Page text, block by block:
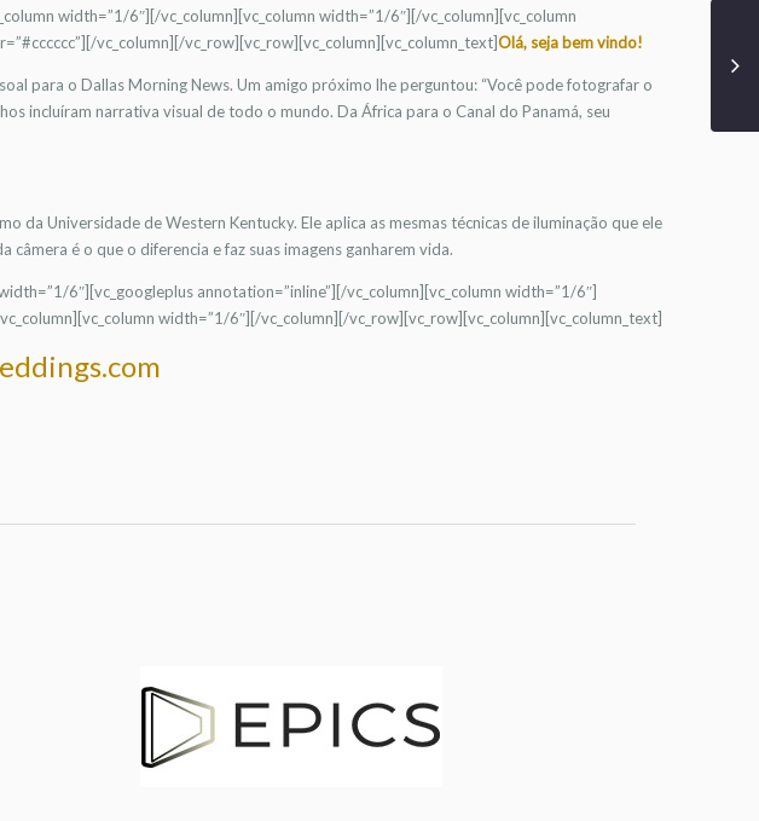
width=”1/6″][/vc_column][vc_column width=”1/6″][/vc_column][vc_column
vc_column][/vc_row][vc_row][vc_column][vc_column_text]Olá, seja bem vindo!
para o Dallas Morning News. Um amigo próximo lhe perguntou: “Você pode fotografar o
incluíram narrativa visual de todo o mundo. Da África para o Canal do Panamá, seu
da Universidade de Western Kentucky. Ele aplica as mesmas técnicas de iluminação que ele
é o que o diferencia e faz suas imagens ganharem vida.
6″][vc_googleplus annotation=”inline”][/vc_column][vc_column width=”1/6″]
width=”1/6″][/vc_column][/vc_row][vc_row][vc_column][vc_column_text]